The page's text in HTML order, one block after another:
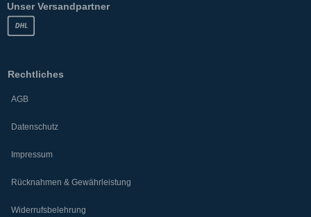
Unser Versandpartner
Rechtliches
AGB
Datenschutz
Impressum
Rücknahmen & Gewährleistung
Widerrufsbelehrung